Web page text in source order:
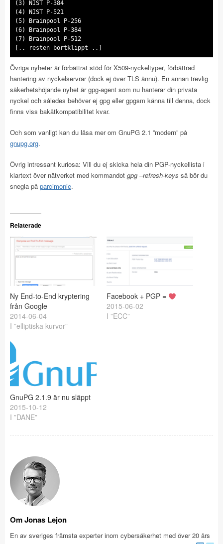
(3) NIST P-384
(4) NIST P-521
(5) Brainpool P-256
(6) Brainpool P-384
(7) Brainpool P-512
[.. resten bortklippt ..]
Övriga nyheter är förbättrat stöd för X509-nyckeltyper, förbättrad
hantering av nyckelservrar (dock ej över TLS ännu). En annan trevlig
säkerhetshöjande nyhet är gpg-agent som nu hanterar din privata
nyckel och således behöver ej gpg eller gpgsm känna till denna, dock
finns viss bakåtkompatibilitet kvar.
Och som vanligt kan du läsa mer om GnuPG 2.1 ”modern” på
gnupg.org.
Övrig intressant kuriosa: Vill du ej skicka hela din PGP-nyckellista i
klartext över nätverket med kommandot gpg –refresh-keys så bör du
snegla på parcimonie.
Relaterade
Ny End-to-End kryptering
från Google
2014-06-04
I ”elliptiska kurvor”
Facebook + PGP =
2015-06-02
I ”ECC”
GnuPG 2.1.9 är nu släppt
2015-10-12
I ”DANE”
Om Jonas Lejon
En av sveriges främsta experter inom cybersäkerhet med över 20 års